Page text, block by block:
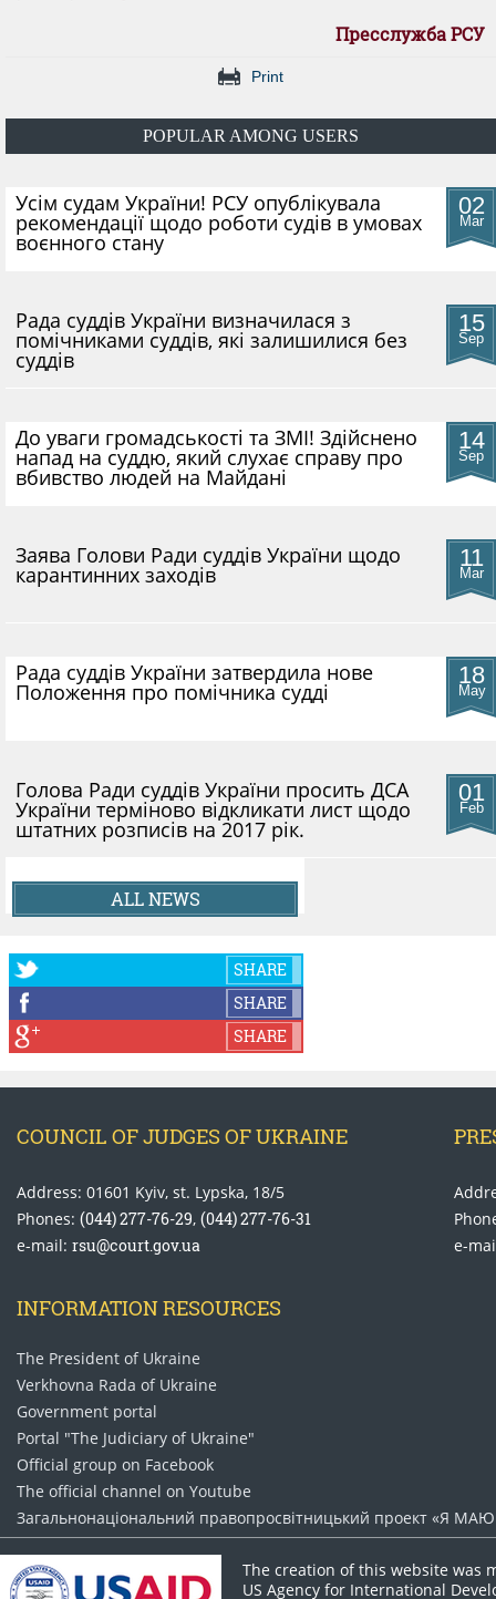
Пресслужба РСУ
Print
POPULAR AMONG USERS
02
Mar
​Усім судам України! РСУ опублікувала
рекомендації щодо роботи судів в умовах
воєнного стану
15
Sep
Рада суддів України визначилася з
помічниками суддів, які залишилися без
суддів
14
Sep
До уваги громадськості та ЗМІ! Здійснено
напад на суддю, який слухає справу про
вбивство людей на Майдані
11
Mar
​Заява Голови Ради суддів України щодо
карантинних заходів
18
May
Рада суддів України затвердила нове
Положення про помічника судді
01
Feb
Голова Ради суддів України просить ДСА
України терміново відкликати лист щодо
штатних розписів на 2017 рік.
ALL NEWS
SHARE
SHARE
SHARE
COUNCIL OF JUDGES OF UKRAINE
Address: 01601 Kyiv, st. Lypska, 18/5
Phones: (044) 277-76-29, (044) 277-76-31
e-mail: rsu@court.gov.ua
e-
INFORMATION RESOURCES
The President of Ukraine
Verkhovna Rada of Ukraine
Government portal
Portal "The Judiciary of Ukraine"
Official group on Facebook
The official channel on Youtube
Загальнонаціональний право​просвітницький проект «Я
The creation of this website was
US Agency for International